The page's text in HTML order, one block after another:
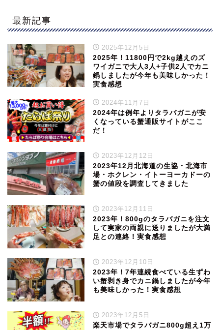
最新記事
2025年12月5日
2025年！11800円で2kg越えのズ
ワイガニで大人3人+子供2人でカニ
鍋しましたが今年も美味しかった！
実食感想
2024年11月7日
2024年は例年よりタラバガニが安
くなっている蟹通販サイトがここ
だ！
2023年12月12日
2023年12月北海道の生協・北海市
場・ホクレン・イトーヨーカドーの
蟹の値段を調査してきました
2023年12月11日
2023年！800gのタラバガニを注文
して実家の両親に送りましたが大満
足との連絡！実食感想
2023年12月10日
2023年！7年連続食べている生ずわ
い蟹剥き身でカニ鍋しましたが今年
も美味しかった！実食感想
2023年12月5日
楽天市場でタラバガニ800g超え1万